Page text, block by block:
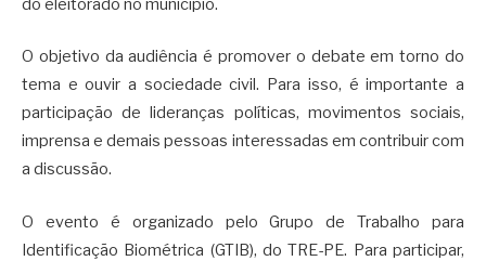
do eleitorado no município.
O objetivo da audiência é promover o debate em torno do
tema e ouvir a sociedade civil. Para isso, é importante a
participação de lideranças políticas, movimentos sociais,
imprensa e demais pessoas interessadas em contribuir com
a discussão.
O evento é organizado pelo Grupo de Trabalho para
Identificação Biométrica (GTIB), do TRE-PE. Para participar,